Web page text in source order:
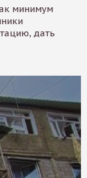
минимум
дать